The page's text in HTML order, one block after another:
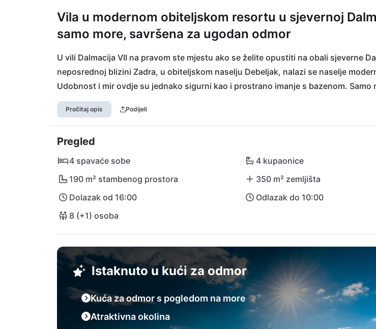
Vila u modernom obiteljskom resortu u sjevernoj
samo more, savršena za ugodan odmor
U vili Dalmacija VII na pravom ste mjestu ako se želite opustiti na obali sjeverne
neposrednoj blizini Zadra, u obiteljskom naselju Debeljak, nalazi se naselje
Udobnost i mir ovdje su jednako sigurni kao i prostrano imanje s bazenom. Samo
kilometara dalje je mjesto Sukošan s prekrasnim plažama i puno odličnih igrališta
Zračna luka koja je udaljena samo 9 km osigurava savršenu dostupnost vile, dok
grad Zadar udaljen samo 16 km.
Pročitaj opis Podijeli
Pregled
4 spavaće sobe
4 kupaonice
190 m² stambenog prostora
350 m² zemljišta
Dolazak od 16:00
Odlazak do 10:00
8 (+1) osoba
Istaknuto u kući za odmor
Kuća za odmor s pogledom na more
Atraktivna okolina